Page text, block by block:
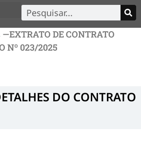
—EXTRATO DE CONTRATO
Nº 023/2025
DO CONTRATO​